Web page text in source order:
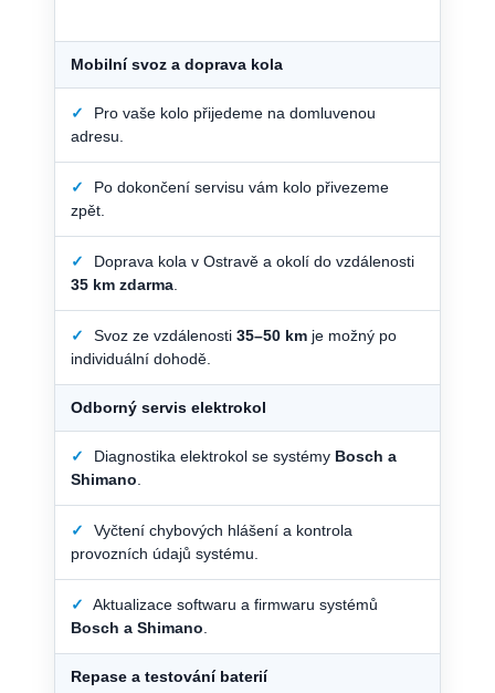
Mobilní svoz a doprava kola
✓
Pro vaše kolo přijedeme na domluvenou
adresu.
✓
Po dokončení servisu vám kolo přivezeme
zpět.
✓
Doprava kola v Ostravě a okolí do vzdálenosti
35 km zdarma
✓ Svoz ze vzdálenosti 35–50 km je možný po
individuální dohodě.
Odborný servis elektrokol
✓ Diagnostika elektrokol se systémy Bosch a
Shimano
✓
Vyčtení chybových hlášení a kontrola
provozních údajů systému.
✓
Aktualizace softwaru a firmwaru systémů
Bosch a Shimano
Repase a testování baterií